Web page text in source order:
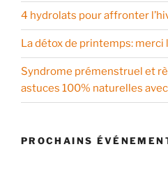
4 hydrolats pour affronter
La détox de printemps: merci
Syndrome prémenstruel et
astuces 100% naturelles
PROCHAINS